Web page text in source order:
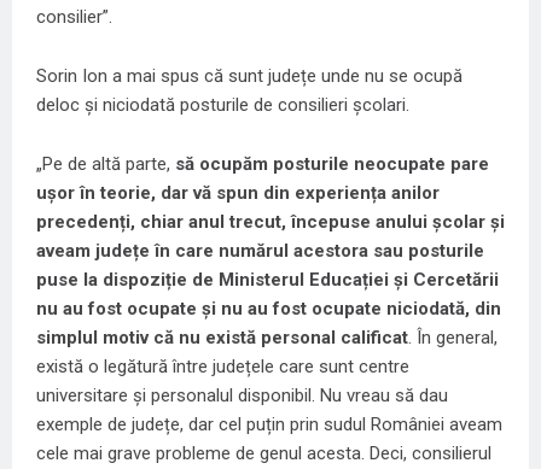
consilier”.
Sorin Ion a mai spus că sunt județe unde nu se ocupă
deloc și niciodată posturile de consilieri școlari.
„Pe de altă parte, să ocupăm posturile neocupate pare
ușor în teorie, dar vă spun din experiența anilor
precedenți, chiar anul trecut, începuse anului școlar și
aveam județe în care numărul acestora sau posturile
puse la dispoziție de Ministerul Educației și Cercetării
nu au fost ocupate și nu au fost ocupate niciodată, din
simplul motiv că nu există personal calificat. În general,
există o legătură între județele care sunt centre
universitare și personalul disponibil. Nu vreau să dau
exemple de județe, dar cel puțin prin sudul României aveam
cele mai grave probleme de genul acesta. Deci, consilierul